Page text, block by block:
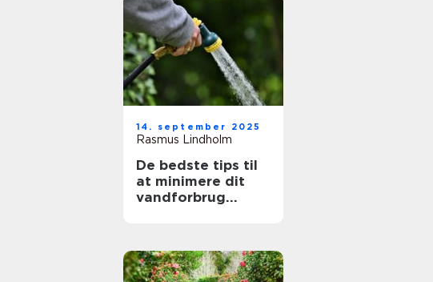
14. september 2025
Rasmus Lindholm
De bedste tips til
at minimere dit
vandforbrug